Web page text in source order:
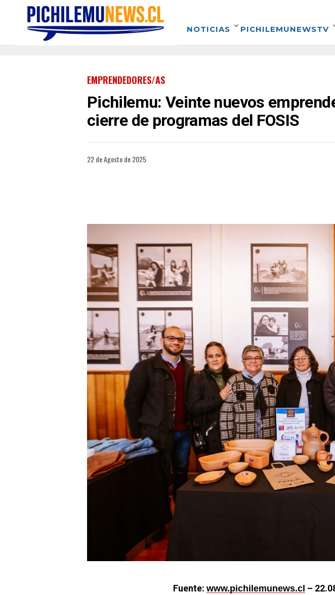
NOTICIAS PICHILEMUNEWSTV
EMPRENDEDORES/AS
Pichilemu: Veinte nuevos
cierre de programas del FOSIS
22 de Agosto de 2025
Fuente: www.pichilemunews.cl –